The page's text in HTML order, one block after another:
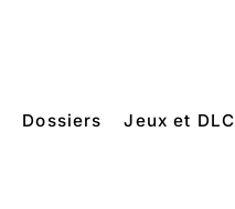
Dossiers Jeux et DLC